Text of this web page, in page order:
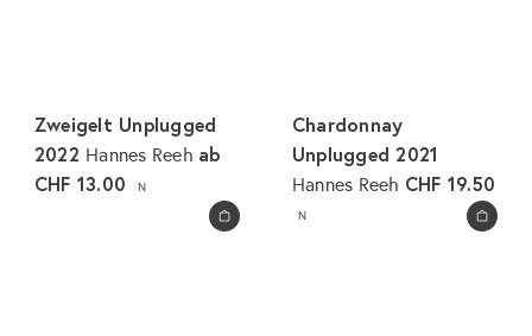
In den Warenkorb legen
Zweigelt Unplugged
2022 Hannes Reeh ab
CHF 13.00
N
In den Warenkorb legen
Chardonnay
Unplugged 2021
Hannes Reeh CHF 19.50
N